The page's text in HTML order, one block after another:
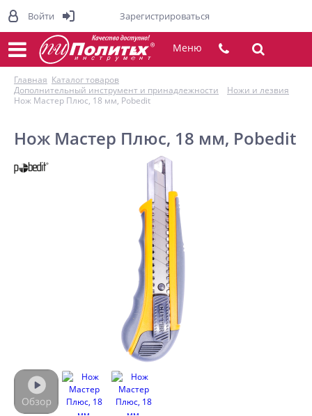
Меню
Главная Каталог товаров
Дополнительный инструмент и принадлежности
Ножи и лезвия
Нож Мастер Плюс, 18 мм, Pobedit
Нож Мастер Плюс, 18 мм, Pobedit
Войти Зарегистрироваться